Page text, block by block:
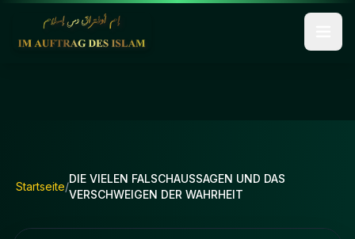
Startseite/
DIE VIELEN FALSCHAUSSAGEN UND DAS
VERSCHWEIGEN DER WAHRHEIT